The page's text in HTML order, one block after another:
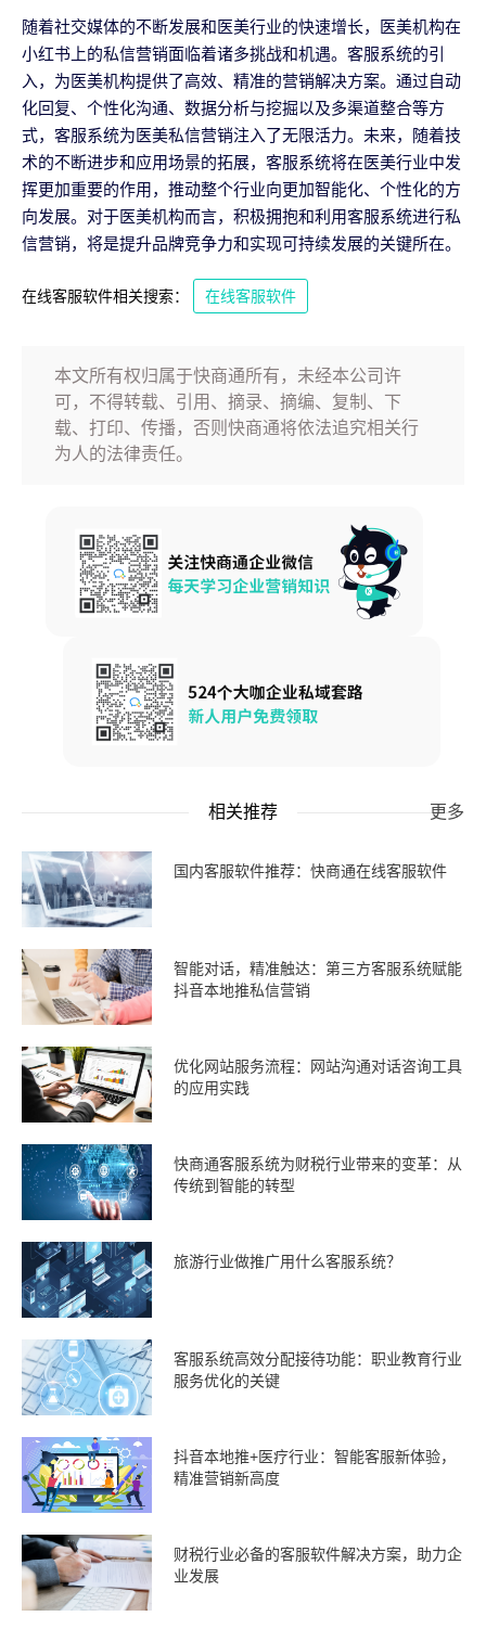
随着社交媒体的不断发展和医美行业的快速增长，医美机构在
小红书上的私信营销面临着诸多挑战和机遇。客服系统的引
入，为医美机构提供了高效、精准的营销解决方案。通过自动
化回复、个性化沟通、数据分析与挖掘以及多渠道整合等方
式，客服系统为医美私信营销注入了无限活力。未来，随着技
术的不断进步和应用场景的拓展，客服系统将在医美行业中发
挥更加重要的作用，推动整个行业向更加智能化、个性化的方
向发展。对于医美机构而言，积极拥抱和利用客服系统进行私
信营销，将是提升品牌竞争力和实现可持续发展的关键所在。
在线客服软件相关搜索： 在线客服软件
本文所有权归属于快商通所有，未经本公司许
可，不得转载、引用、摘录、摘编、复制、下
载、打印、传播，否则快商通将依法追究相关行
为人的法律责任。
相关推荐 更多
国内客服软件推荐：快商通在线客服软件
智能对话，精准触达：第三方客服系统赋能
抖音本地推私信营销
优化网站服务流程：网站沟通对话咨询工具
的应用实践
快商通客服系统为财税行业带来的变革：从
传统到智能的转型
旅游行业做推广用什么客服系统？
客服系统高效分配接待功能：职业教育行业
服务优化的关键
抖音本地推+医疗行业：智能客服新体验，
精准营销新高度
财税行业必备的客服软件解决方案，助力企
业发展